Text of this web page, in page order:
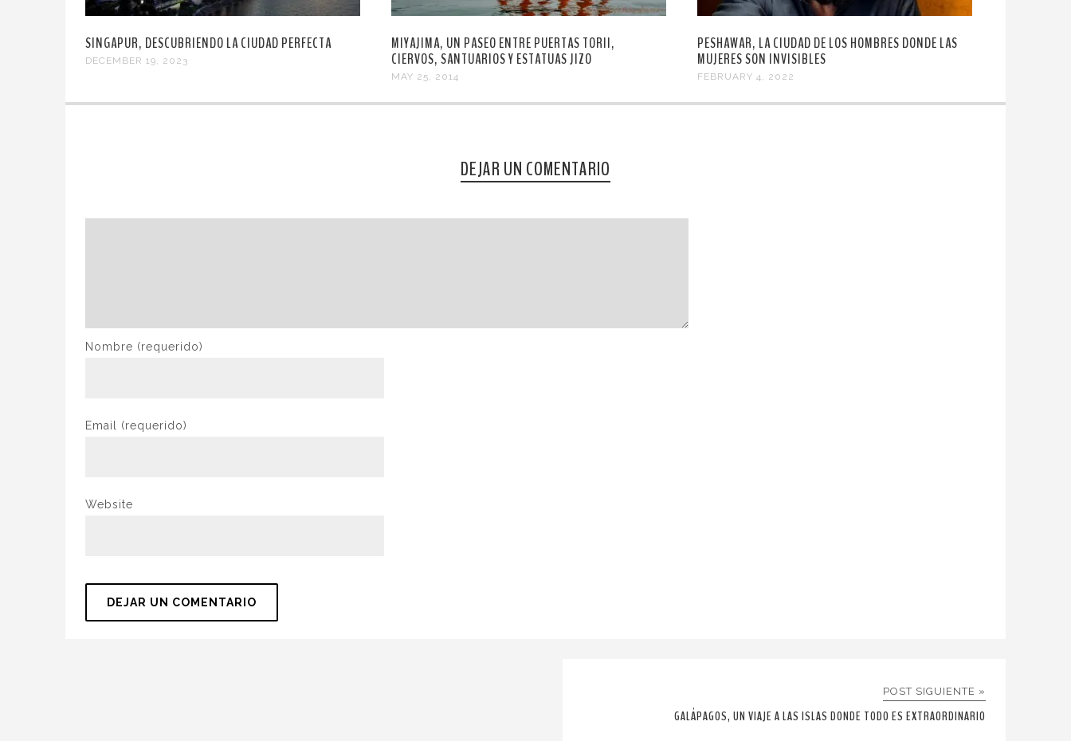
SINGAPUR, DESCUBRIENDO LA CIUDAD PERFECTA
DECEMBER 19, 2023
MIYAJIMA, UN PASEO ENTRE PUERTAS TORII,
CIERVOS, SANTUARIOS Y ESTATUAS JIZO
MAY 25, 2014
PESHAWAR, LA CIUDAD DE LOS HOMBRES DONDE LAS
MUJERES SON INVISIBLES
FEBRUARY 4, 2022
DEJAR UN COMENTARIO
Nombre (requerido)
Email (requerido)
Website
POST SIGUIENTE »
GALÁPAGOS, UN VIAJE A LAS ISLAS DONDE TODO ES EXTRAORDINARIO